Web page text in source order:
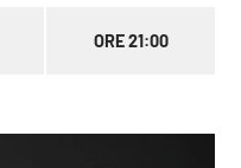
ORE 21:00